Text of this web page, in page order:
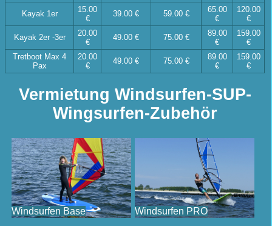
Kayak 1er
15.00
€
39.00 € 59.00 €
65.00
€
120.00
€
Kayak 2er -3er
20.00
€
49.00 € 75.00 €
89.00
€
159.00
€
Tretboot Max 4
Pax
20.00
€
49.00 € 75.00 €
89.00
€
159.00
€
Vermietung Windsurfen-SUP-
Wingsurfen-Zubehör
Windsurfen Base Windsurfen PRO